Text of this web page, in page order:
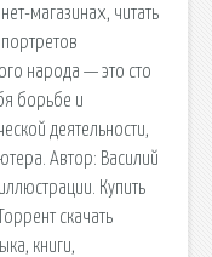
магазинах, читать
народа — это сто
борьбе и
деятельности,
Автор: Василий
Купить
скачать
книги,